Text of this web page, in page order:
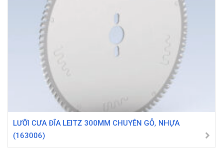
LƯỠI CƯA ĐĨA LEITZ 300MM CHUYÊN GỖ, NHỰA
(163006)